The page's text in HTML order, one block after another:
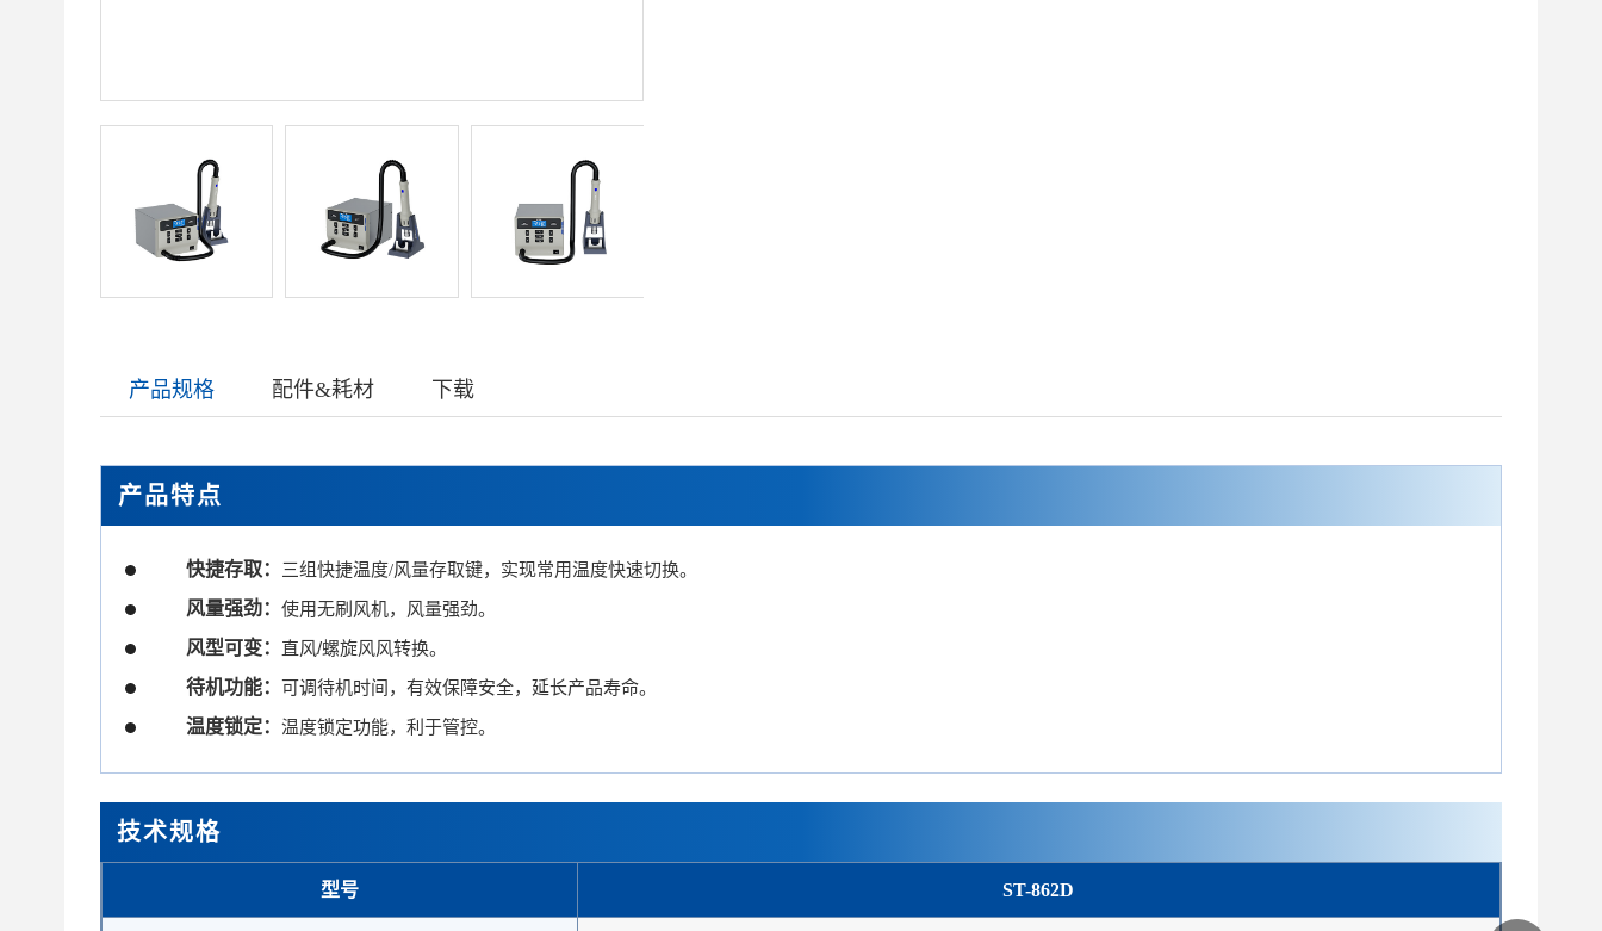
产品规格 配件&耗材 下载
产品特点
快捷存取： 三组快捷温度/风量存取键，实现常用温度快速切换。
风量强劲： 使用无刷风机，风量强劲。
风型可变： 直风/螺旋风风转换。
待机功能：
可调待机时间，有效保障安全，延长产品寿命。
温度锁定： 温度锁定功能，利于管控。
技术规格
型号 ST-862D